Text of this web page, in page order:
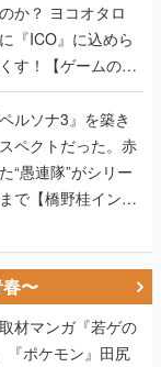
か？ ヨコオタロ
『ICO』に込めら
す！【ゲームの企
ルソナ3』を築き
ペクトだった。赤
“愚連隊”がシリー
で【橋野桂インタ
〜
材マンガ『若ゲの
『ポケモン』田尻